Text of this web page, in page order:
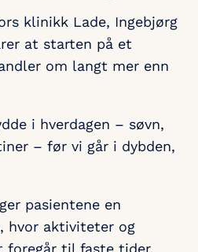
klinikk Lade, Ingebjørg
at starten på et
om langt mer enn
i hverdagen – søvn,
– før vi går i dybden,
pasientene en
hvor aktiviteter og
foregår til faste tider.